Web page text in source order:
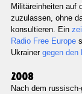
Militäreinheiten auf
zuzulassen, ohne
konsultieren. Ein
Radio Free Europe
Ukrainer gegen den
2008
Nach dem